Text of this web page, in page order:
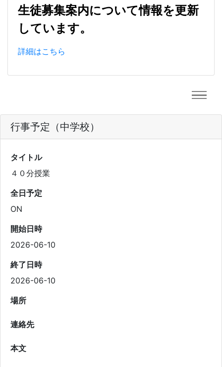
生徒募集案内について情報を更新
しています。
詳細はこちら
行事予定（中学校）
タイトル
４０分授業
全日予定
ON
開始日時
2026-06-10
終了日時
2026-06-10
場所
連絡先
本文